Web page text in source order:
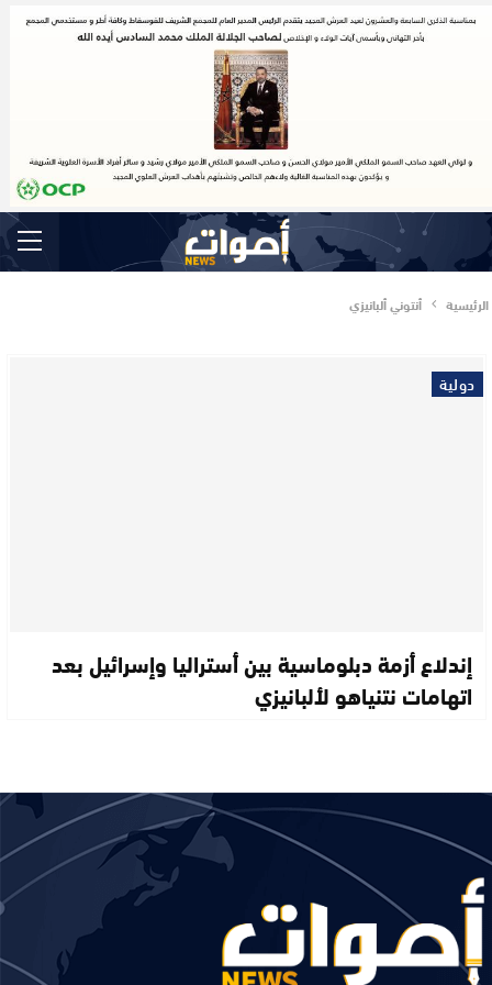
الرئيسية أنتوني ألبانيزي
دولية
إندلاع أزمة دبلوماسية بين أستراليا وإسرائيل بعد
اتهامات نتنياهو لألبانيزي